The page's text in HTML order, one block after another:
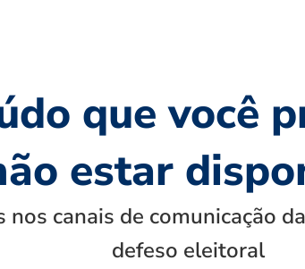
que você
estar
nos canais de comunicação
defeso eleitoral